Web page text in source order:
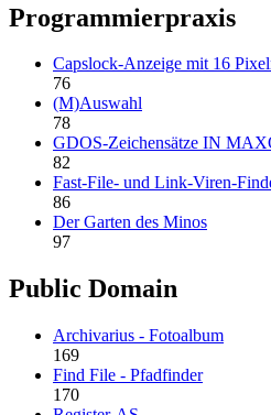
Programmierpraxis
Capslock-Anzeige mit 16
76
(M)Auswahl
78
GDOS-Zeichensätze IN
82
Fast-File- und Link-Viren-
86
Der Garten des Minos
97
Public Domain
Archivarius - Fotoalbum
169
Find File - Pfadfinder
170